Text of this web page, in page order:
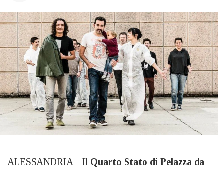
ALESSANDRIA – Il Quarto Stato di Pelazza da